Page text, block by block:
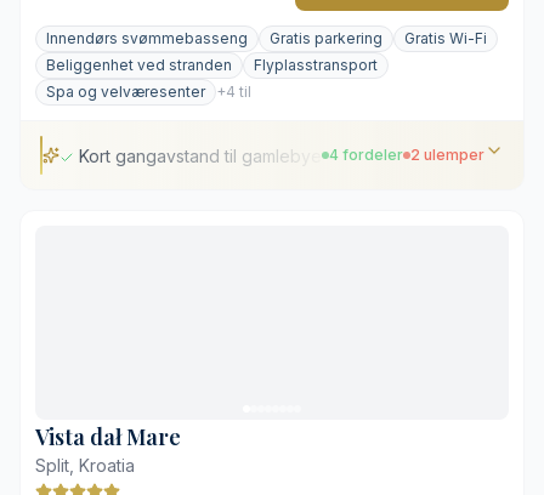
Innendørs svømmebasseng Gratis parkering
Gratis Wi-Fi
Beliggenhet ved stranden
Flyplasstransport
Spa og velværesenter
+4 til
Kort gangavstand til gamlebyen4 fordeler 2 ulemper
Vista dał Mare
Split, Kroatia